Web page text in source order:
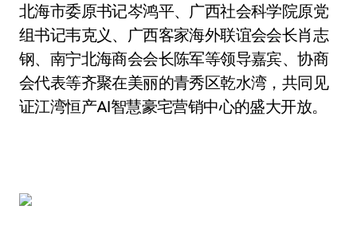
北海市委原书记岑鸿平、广西社会科学院原党
组书记韦克义、广西客家海外联谊会会长肖志
钢、南宁北海商会会长陈军等领导嘉宾、协商
会代表等齐聚在美丽的青秀区乾水湾，共同见
证江湾恒产AI智慧豪宅营销中心的盛大开放。